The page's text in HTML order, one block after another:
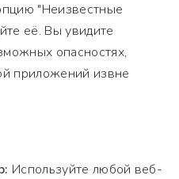
"Неизвестные
её. Вы увидите
опасностях,
приложений извне
Используйте любой веб-